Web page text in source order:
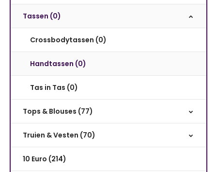
Tassen (0)
Crossbodytassen (0)
Handtassen (0)
Tas in Tas (0)
Tops & Blouses (77)
Truien & Vesten (70)
10 Euro (214)